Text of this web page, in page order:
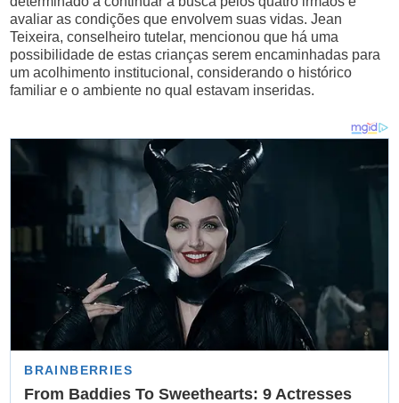
avaliar as condições que envolvem suas vidas. Jean
Teixeira, conselheiro tutelar, mencionou que há uma
possibilidade de estas crianças serem encaminhadas para
um acolhimento institucional, considerando o histórico
familiar e o ambiente no qual estavam inseridas.